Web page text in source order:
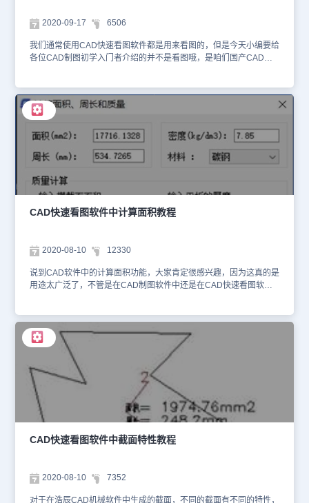
2020-09-17 6506
我们通常使用CAD快速看图软件都是用来看图的，但是今天小编要给
各位CAD制图初学入门者介绍的并不是看图哦，是咱们国产CAD软
平行的墙体的端头交角，使两段墙以指定圆角半径进行连接，圆角半
径按墙中线计算，注意如下几点：当圆角半径不为 0，两段墙体的类
型、总宽和左右宽(两段墙偏心)必须相同，否则不进行倒角操作；当
圆角半径为 0 时，自动延长两段墙体进行连接，此时两墙段的厚度和
材料可以不同，当参与倒角两段墙平行时，系统自动以墙间距为直径
加弧墙连接；在同一位置只能进行一次圆角操作，在再次圆角前应先
选为连续操作，在需要多次倒角时更加方便。以上的CAD教程就是小
编今天要给CAD制图初学入门者介绍的浩辰CAD建筑软件中的倒墙
角功能，浩辰CAD建筑软件中还有很多的独有的CAD制图功能，想
要学习的小伙伴可以在浩辰CAD下载中心免费安装正版的浩辰CAD
CAD快速看图软件中计算面积教程
2020-08-10 12330
说到CAD软件中的计算面积功能，大家肯定很感兴趣，因为这真的是
用途太广泛了，不管是在CAD制图软件中还是在CAD快速看图软件
执行：键盘：GMAREA菜单：浩辰机械→辅助工具→计算面积提
示：请在轮廓线内点取一点（回车进行计算）：用鼠标在封闭区域内
单击提示：面积(A) = ** sq. units,周长(P)=**继续提示：请在轮廓线
内点取一点（回车进行计算）：输入：连续在不同的区域单击，可以
得到多个计算值的累加值。输入：按回车，弹出“计算面积、周长和
质量”对话框。 对话框左上角区域显示出得到的面积和周长，右侧是
材料和相应的密度值。上部区域的各个参数可以修改，下面计算结果
自动更新。对话框下部是质量计算区域。左侧的面积值表示封闭的区
域若由曲线包围，此曲线的截面积是多少。右侧的厚度值表示赋予封
闭区域厚度，结果值是此厚度下的质量。按钮“加上”和“减去”将执行
面积和周长的累加和累减的操作。浩辰CAD机械软件提供的计算面积
面积或周长的累加，减。此功能提供了常用的工程材料选择，可以快
速计算出周长、面积、等截面体的质量等。有需要的小伙伴可以去浩
辰CAD下载中心免费安装浩辰CAD机械软件和CAD快速看图软件
CAD快速看图软件中截面特性教程
2020-08-10 7352
对于在浩辰CAD机械软件中生成的截面，不同的截面有不同的特性，